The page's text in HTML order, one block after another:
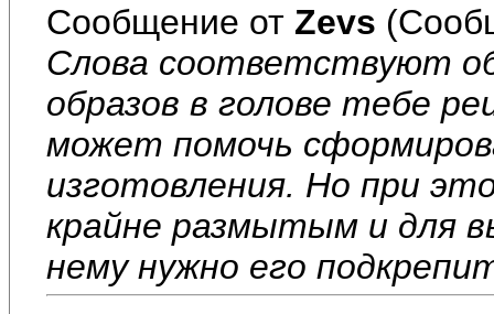
Сообщение от Zevs
Слова соответствуют
образов в голове тебе
может помочь
изготовления. Но при
крайне размытым и для
нему нужно его